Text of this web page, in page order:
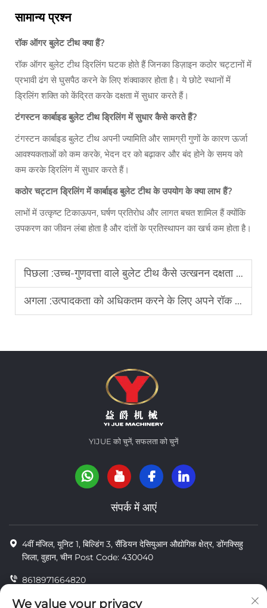
सामान्य प्रश्न
रॉक ऑगर बुलेट टीथ क्या हैं?
रॉक ऑगर बुलेट टीथ ड्रिलिंग घटक होते हैं जिनका डिज़ाइन कठोर चट्टानों में
प्रभावी ढंग से घुसपैठ करने के लिए शंक्वाकार होता है। ये छोटे स्थानों में
ड्रिलिंग शक्ति को केंद्रित करके दक्षता में सुधार करते हैं।
टंगस्टन कार्बाइड बुलेट टीथ ड्रिलिंग में सुधार कैसे करते हैं?
टंगस्टन कार्बाइड बुलेट टीथ अपनी ज्यामिति और सामग्री गुणों के कारण ऊर्जा
आवश्यकताओं को कम करके, भेदन दर को बढ़ाकर और बंद होने के समय को
कम करके ड्रिलिंग में सुधार करते हैं।
कठोर चट्टान ड्रिलिंग में कार्बाइड बुलेट टीथ के उपयोग के क्या लाभ हैं?
लाभों में उत्कृष्ट टिकाऊपन, घर्षण प्रतिरोध और लागत बचत शामिल हैं क्योंकि
उपकरण का जीवन लंबा होता है और दांतों के प्रतिस्थापन का खर्च कम होता है।
पिछला :उच्च-गुणवत्ता वाले बुलेट टीथ कैसे उत्खनन दक्षता में सुधार करते हैं
अगला :उत्पादकता को अधिकतम करने के लिए अपने रॉक ड्रिलिंग बाल्टी का रखरखाव कैसे करें
YIJUE को चुनें, सफलता को चुनें
संपर्क में आएं
4वीं मंजिल, यूनिट 1, बिल्डिंग 3, सैंडियन देसियुआन औद्योगिक क्षेत्र, डोंगक्सिहु
जिला, वुहान, चीन Post Code: 430040
8618971664820
8618971664820
We value your privacy